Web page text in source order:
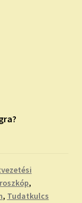
,
, Tudatkulcs